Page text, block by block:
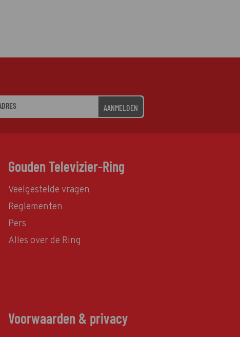
AANMELDEN
Gouden Televizier-Ring
Veelgestelde vragen
Reglementen
Pers
Alles over de Ring
Voorwaarden & privacy